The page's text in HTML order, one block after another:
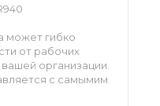
может гибко
от рабочих
организации.
с самымим